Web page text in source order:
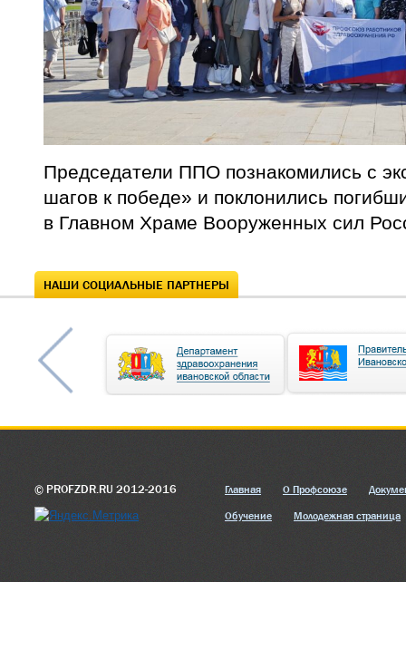
Председатели ППО познакомились с
шагов к победе» и поклонились
в Главном Храме Вооруженных сил
НАШИ СОЦИАЛЬНЫЕ ПАРТНЕРЫ
© PROFZDR.RU 2012-2016 Главная О Профсоюзе
Обучение Молодежная страница